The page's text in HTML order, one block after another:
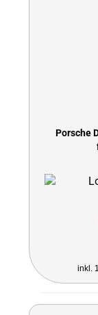
Porsche
inkl.